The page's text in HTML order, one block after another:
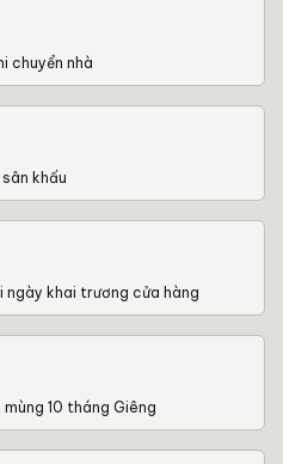
chuyển nhà
khấu
ngày khai trương cửa hàng
10 tháng Giêng